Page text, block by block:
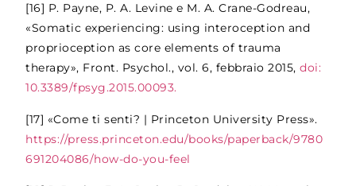
[16] P. Payne, P. A. Levine e M. A. Crane-Godreau,
«Somatic experiencing: using interoception and
proprioception as core elements of trauma
therapy», Front. Psychol., vol. 6, febbraio 2015,doi:
10.3389/fpsyg.2015.00093.
[17] «Come ti senti? | Princeton University Press».
https://press.princeton.edu/books/paperback/9780
691204086/how-do-you-feel